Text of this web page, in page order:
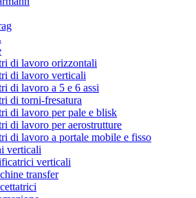
di lavoro orizzontali
di lavoro verticali
di lavoro a 5 e 6 assi
di torni-fresatura
di lavoro per pale e blisk
di lavoro per aerostrutture
di lavoro a portale mobile e fisso
verticali
verticali
transfer